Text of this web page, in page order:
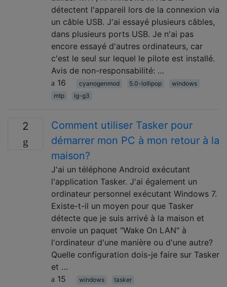
détectent l'appareil lors de la connexion via
un câble USB. J'ai essayé plusieurs câbles,
dans plusieurs ports USB. Je n'ai pas
encore essayé d'autres ordinateurs, car
c'est le seul sur lequel le pilote est installé.
Avis de non-responsabilité: …
16
cyanogenmod 5.0-lollipop
windows
mtp
lg-g3
2
Comment utiliser Tasker pour
démarrer mon PC à mon retour à la
maison?
J'ai un téléphone Android exécutant
l'application Tasker. J'ai également un
ordinateur personnel exécutant Windows 7.
Existe-t-il un moyen pour que Tasker
détecte que je suis arrivé à la maison et
envoie un paquet "Wake On LAN" à
l'ordinateur d'une manière ou d'une autre?
Quelle configuration dois-je faire sur Tasker
et …
15
windows tasker